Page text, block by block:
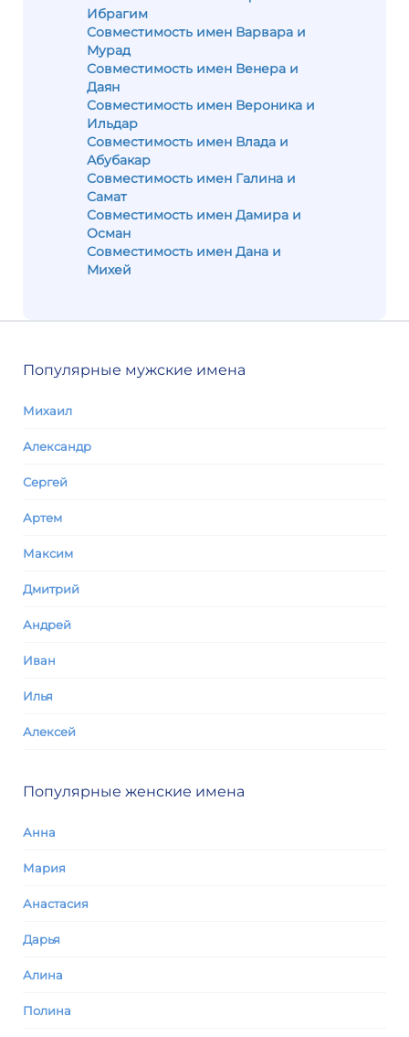
Ибрагим
Совместимость имен Варвара и
Мурад
Совместимость имен Венера и
Даян
Совместимость имен Вероника и
Ильдар
Совместимость имен Влада и
Абубакар
Совместимость имен Галина и
Самат
Совместимость имен Дамира и
Осман
Совместимость имен Дана и
Михей
Популярные мужские имена
Михаил
Александр
Сергей
Артем
Максим
Дмитрий
Андрей
Иван
Илья
Алексей
Популярные женские имена
Анна
Мария
Анастасия
Дарья
Алина
Полина